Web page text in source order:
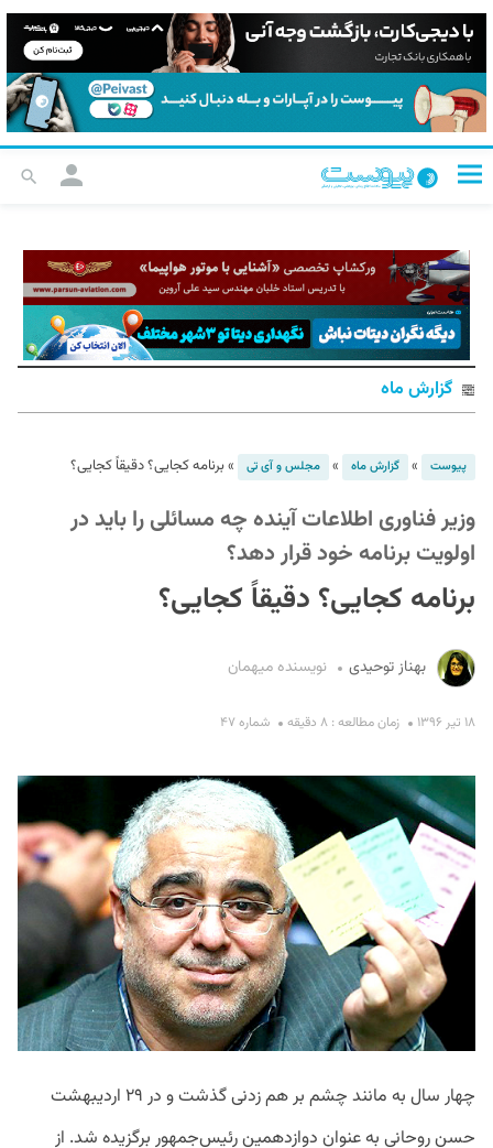
گزارش ماه
پیوست » گزارش ماه » مجلس و آی تی »برنامه کجایی؟ دقیقاً کجایی؟
وزیر فناوری اطلاعات آینده چه مسائلی را باید در
اولویت برنامه خود قرار دهد؟
برنامه کجایی؟ دقیقاً کجایی؟
بهناز توحیدی نویسنده میهمان
۱۸ تیر ۱۳۹۶ زمان مطالعه : ۸ دقیقه شماره ۴۷
چهار سال به مانند چشم بر هم زدنی گذشت و در ۲۹ اردیبهشت
حسن روحانی به عنوان دوازدهمین رئیس‌جمهور برگزیده شد. از